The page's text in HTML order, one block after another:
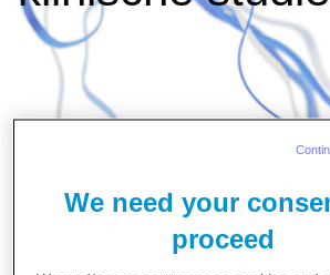
We need your
proceed